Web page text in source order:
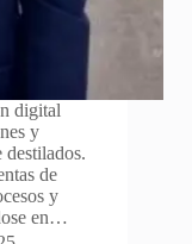
digital
y
destilados.
de
y
en…